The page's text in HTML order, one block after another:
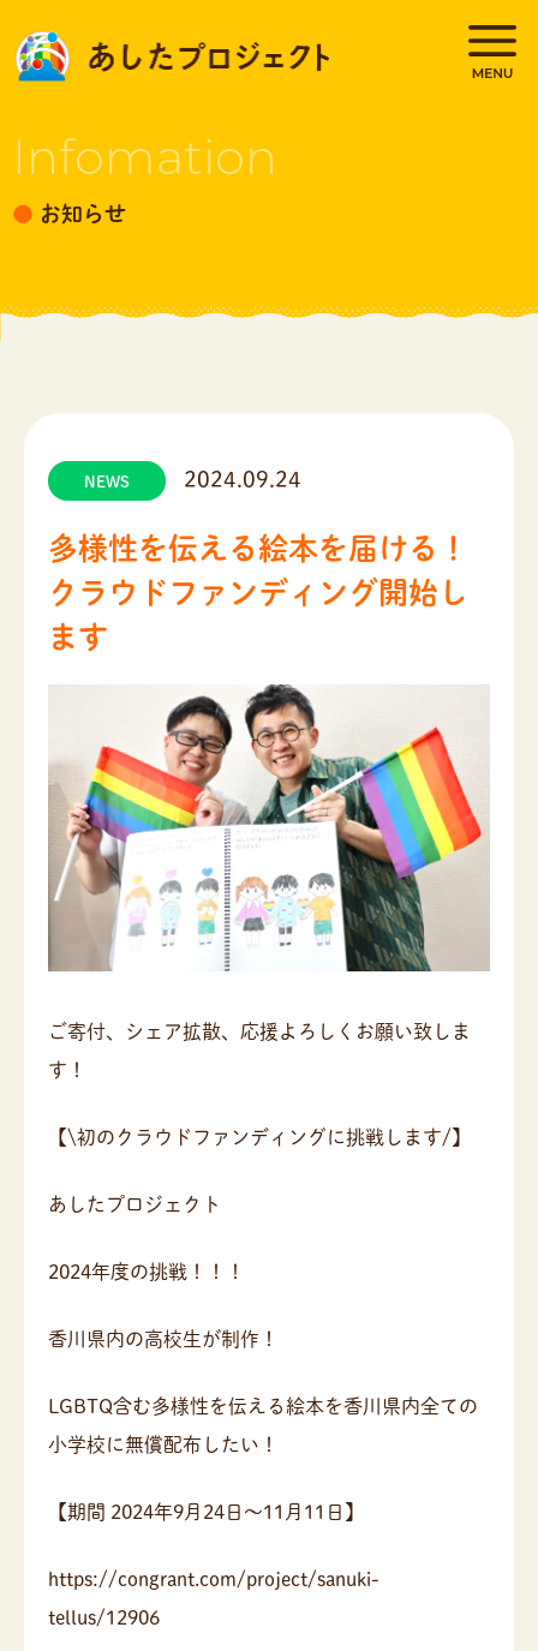
content
Infomation
お知らせ
NEWS 2024.09.24
多様性を伝える絵本を届ける！
クラウドファンディング開始し
ます
ご寄付、シェア拡散、応援よろしくお願い致しま
す！
【\初のクラウドファンディングに挑戦します/】
あしたプロジェクト
2024年度の挑戦！！！
香川県内の高校生が制作！
LGBTQ含む多様性を伝える絵本を香川県内全ての
小学校に無償配布したい！
【期間 2024年9月24日～11月11日】
https://congrant.com/project/sanuki-
tellus/12906